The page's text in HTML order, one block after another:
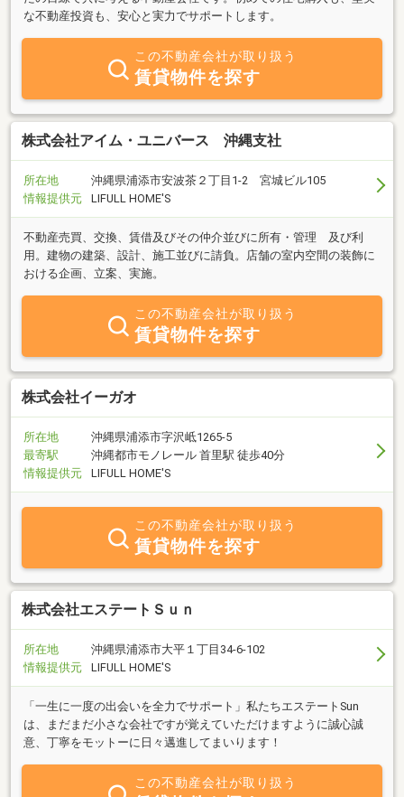
な不動産投資も、安心と実力でサポートします。
この不動産会社が取り扱う
賃貸物件を探す
株式会社アイム・ユニバース 沖縄支社
所在地
沖縄県浦添市安波茶２丁目1-2 宮城ビル105
情報提供元
LIFULL HOME'S
不動産売買、交換、賃借及びその仲介並びに所有・管理 及び利
用。建物の建築、設計、施工並びに請負。店舗の室内空間の装飾に
おける企画、立案、実施。
この不動産会社が取り扱う
賃貸物件を探す
株式会社イーガオ
所在地
沖縄県浦添市字沢岻1265-5
最寄駅
沖縄都市モノレール 首里駅 徒歩40分
情報提供元
LIFULL HOME'S
この不動産会社が取り扱う
賃貸物件を探す
株式会社エステートＳｕｎ
所在地
沖縄県浦添市大平１丁目34‐6‐102
情報提供元
LIFULL HOME'S
「一生に一度の出会いを全力でサポート」私たちエステートSun
は、まだまだ小さな会社ですが覚えていただけますように誠心誠
意、丁寧をモットーに日々邁進してまいります！
この不動産会社が取り扱う